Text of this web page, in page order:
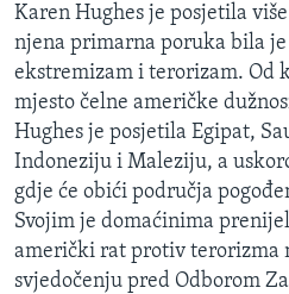
MAGAZIN
O GLASU AMERIKE
Learning English
PRATITE NAS
Karen Hughes je posjetila
njena primarna poruka bila je
ekstremizam i terorizam. Od
mjesto čelne američke
Hughes je posjetila Egipat,
Indoneziju i Maleziju, a
gdje će obići područja
Svojim je domaćinima
američki rat protiv terorizma
svjedočenju pred Odborom